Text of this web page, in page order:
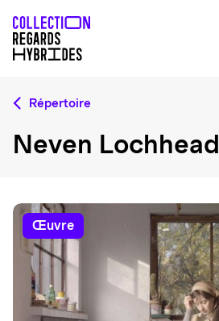
Répertoire
Neven Lochhead
œuvre